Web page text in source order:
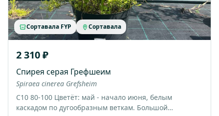
Сортавала FYP Сортавала
2 310 ₽
Спирея серая Грефшеим
Spiraea cinerea Grefsheim
С10 80-100 Цветёт: май - начало июня, белым
каскадом по дугообразным веткам. Большой